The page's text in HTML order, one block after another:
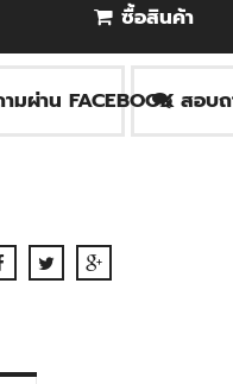
ซื้อสินค้า
มผ่าน FACEBOOK สอบถ